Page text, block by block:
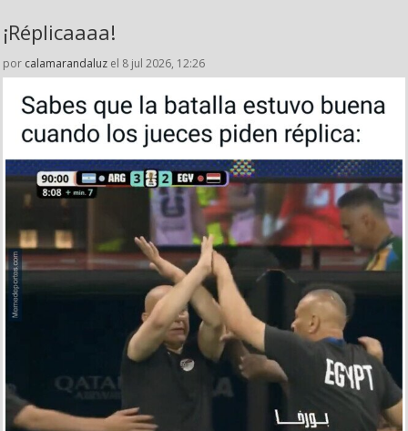
¡Réplicaaaa!
por calamarandaluz el 8 jul 2026, 12:26